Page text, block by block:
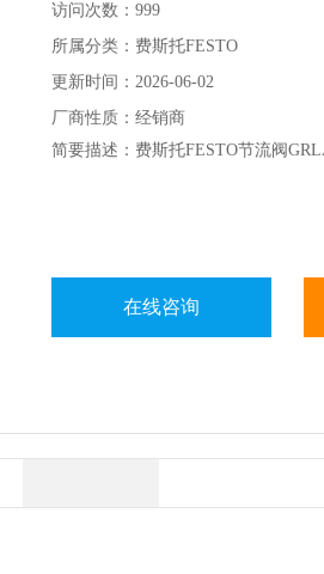
访问次数：999
所属分类：费斯托FESTO
更新时间：2026-06-02
厂商性质：经销商
简要描述：费斯托FESTO节流阀
在线咨询